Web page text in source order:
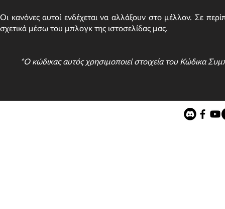
Οι κανόνες αυτοί ενδέχεται να αλλάξουν στο μέλλον. Σε
σχετικά μέσω του μπλογκ της ιστοσελίδας μας.
*Ο κώδικας αυτός χρησιμοποιεί στοιχεία του Κώδικα